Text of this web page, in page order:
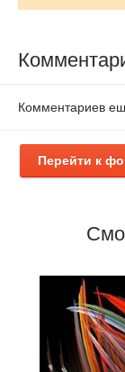
Комментариев
Перейти к